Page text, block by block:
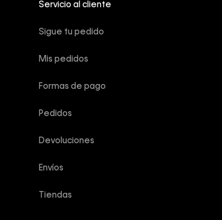
Servicio al cliente
Sigue tu pedido
Mis pedidos
Formas de pago
Pedidos
Devoluciones
Envíos
Tiendas